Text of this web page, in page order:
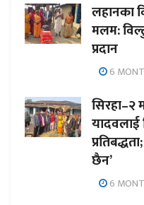
लहानका
मलम:
प्रदान
6
सिरहा–२
यादवलाई
छैन’
6